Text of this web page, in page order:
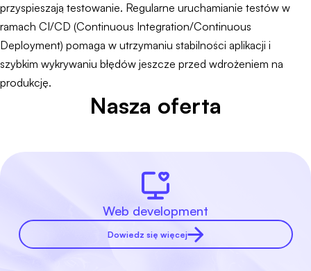
przyspieszają testowanie. Regularne uruchamianie testów w
ramach CI/CD (Continuous Integration/Continuous
Deployment) pomaga w utrzymaniu stabilności aplikacji i
szybkim wykrywaniu błędów jeszcze przed wdrożeniem na
produkcję.
Nasza oferta
Web development
Dowiedz się więcej